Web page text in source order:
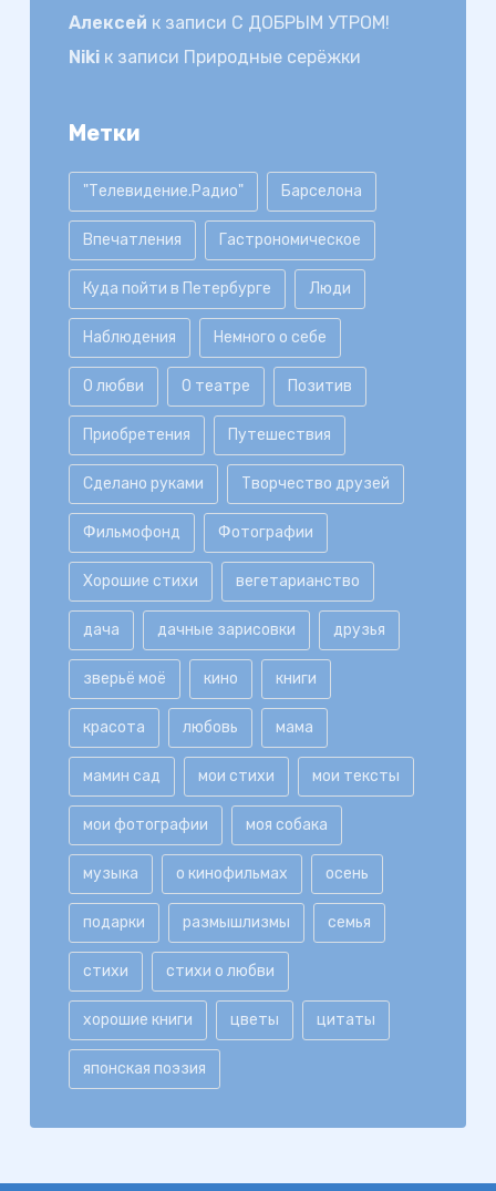
Алексей к записи С ДОБРЫМ УТРОМ!
Nikiк записи Природные серёжки
Метки
"Телевидение.Радио" Барселона
Впечатления Гастрономическое
Куда пойти в Петербурге Люди
Наблюдения Немного о себе
О любви О театре Позитив
Приобретения Путешествия
Сделано руками Творчество друзей
Фильмофонд Фотографии
Хорошие стихи вегетарианство
дача дачные зарисовки друзья
зверьё моё кино книги
красота любовь мама
мамин сад мои стихи мои тексты
мои фотографии моя собака
музыка о кинофильмах осень
подарки размышлизмы семья
стихи стихи о любви
хорошие книги цветы цитаты
японская поэзия